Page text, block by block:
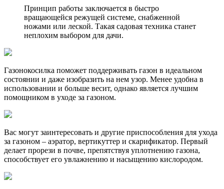
Принцип работы заключается в быстро
вращающейся режущей системе, снабженной
ножами или леской. Такая садовая техника станет
неплохим выбором для дачи.
Газонокосилка поможет поддерживать газон в идеальном
состоянии и даже изобразить на нем узор. Менее удобна в
использовании и больше весит, однако является лучшим
помощником в уходе за газоном.
Вас могут заинтересовать и другие приспособления для ухода
за газоном – аэратор, вертикуттер и скарификатор. Первый
делает прорези в почве, препятствуя уплотнению газона,
способствует его увлажнению и насыщению кислородом.